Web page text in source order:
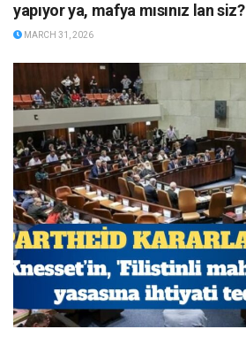
yapıyor ya, mafya mısınız lan siz?
MARCH 31, 2026